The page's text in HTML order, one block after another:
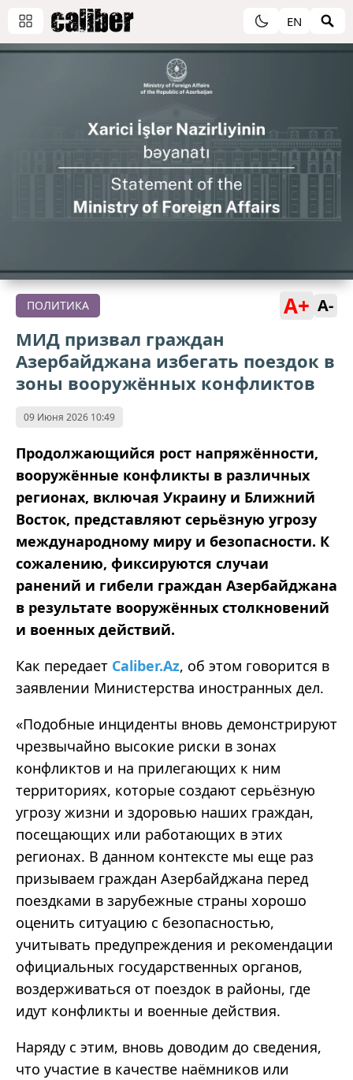
EN
ПОЛИТИКА A+ A-
МИД призвал граждан
Азербайджана избегать поездок в
зоны вооружённых конфликтов
09 Июня 2026 10:49
Продолжающийся рост напряжённости,
вооружённые конфликты в различных
регионах, включая Украину и Ближний
Восток, представляют серьёзную угрозу
международному миру и безопасности. К
сожалению, фиксируются случаи
ранений и гибели граждан Азербайджана
в результате вооружённых столкновений
и военных действий.
Как передает Caliber.Az, об этом говорится в
заявлении Министерства иностранных дел.
«Подобные инциденты вновь демонстрируют
чрезвычайно высокие риски в зонах
конфликтов и на прилегающих к ним
территориях, которые создают серьёзную
угрозу жизни и здоровью наших граждан,
посещающих или работающих в этих
регионах. В данном контексте мы еще раз
призываем граждан Азербайджана перед
поездками в зарубежные страны хорошо
оценить ситуацию с безопасностью,
учитывать предупреждения и рекомендации
официальных государственных органов,
воздерживаться от поездок в районы, где
идут конфликты и военные действия.
Наряду с этим, вновь доводим до сведения,
что участие в качестве наёмников или